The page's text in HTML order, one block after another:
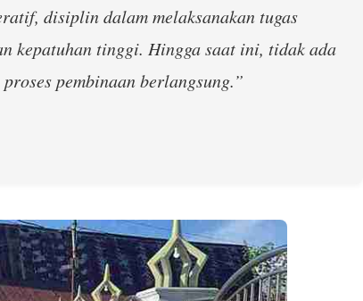
disiplin dalam melaksanakan tugas
kepatuhan tinggi. Hingga saat ini, tidak ada
pembinaan berlangsung.”